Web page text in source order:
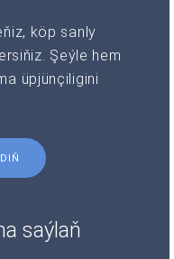
köp sanly
Şeýle hem
üpjünçiligini
saýlaň